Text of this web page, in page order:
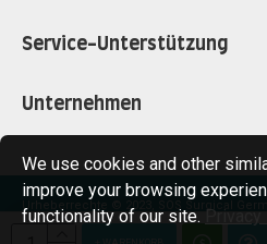
Service-Unterstützung
Unternehmen
Urheberrechte © 2023, SOS Surgical
We use cookies and other
improve your browsing
functionality of our site.